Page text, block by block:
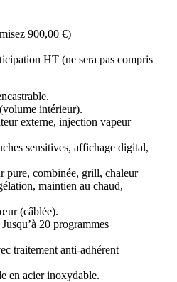
900,00 €)
HT (ne sera pas compris
intérieur).
externe, injection vapeur
sensitives, affichage digital,
pure, combinée, grill, chaleur
maintien au chaud,
(câblée).
Jusqu’à 20 programmes
traitement anti‑adhérent
en acier inoxydable.